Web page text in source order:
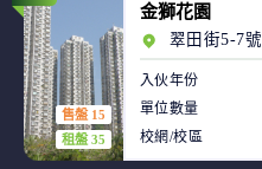
售盤 15
租盤 35
金獅花園
翠田街5-7號
入伙年份
單位數量
校網/校區